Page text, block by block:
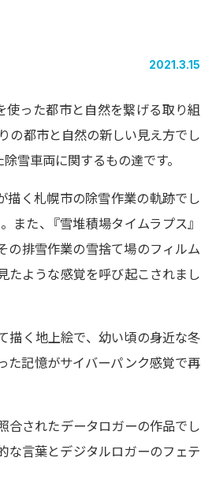
2021.3.15
使った都市と自然を繋げる取り組
の都市と自然の新しい見え方でし
除雪車両に関するもの達です。
描く札幌市の除雪作業の軌跡でし
また、 『雪堆積場タイムラプス』
の排雪作業の雪捨て場のフィルム
たような感覚を呼び起こされまし
描く地上絵で、幼い頃の身近な冬
た記憶がサイバーパンク感覚で再
合されたデータロガーの作品でし
な言葉とデジタルロガーのフェテ